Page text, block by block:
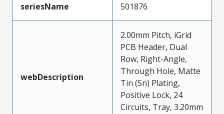
seriesName 501876
webDescription
2.00mm Pitch, iGrid
PCB Header, Dual
Row, Right-Angle,
Through Hole, Matte
Tin (Sn) Plating,
Positive Lock, 24
Circuits, Tray, 3.20mm